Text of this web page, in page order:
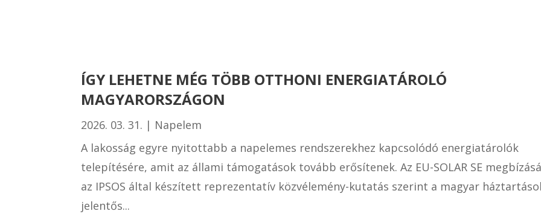
ÍGY LEHETNE MÉG TÖBB OTTHONI ENERGIATÁROLÓ
MAGYARORSZÁGON
2026. 03. 31. | Napelem
A lakosság egyre nyitottabb a napelemes rendszerekhez kapcsolódó energiatárolók
telepítésére, amit az állami támogatások tovább erősítenek. Az EU-SOLAR SE
az IPSOS által készített reprezentatív közvélemény-kutatás szerint a magyar
jelentős...